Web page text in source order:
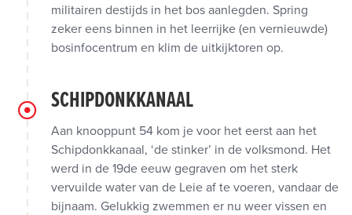
militairen destijds in het bos aanlegden. Spring
zeker eens binnen in het leerrijke (en vernieuwde)
bosinfocentrum en klim de uitkijktoren op.
SCHIPDONKKANAAL
Aan knooppunt 54 kom je voor het eerst aan het
Schipdonkkanaal, ‘de stinker’ in de volksmond. Het
werd in de 19de eeuw gegraven om het sterk
vervuilde water van de Leie af te voeren, vandaar de
bijnaam. Gelukkig zwemmen er nu weer vissen en